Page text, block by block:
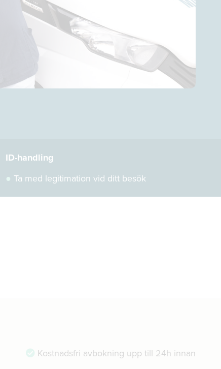
ID-handling
● Ta med legitimation vid ditt besök
Kostnadsfri avbokning upp till 24h innan